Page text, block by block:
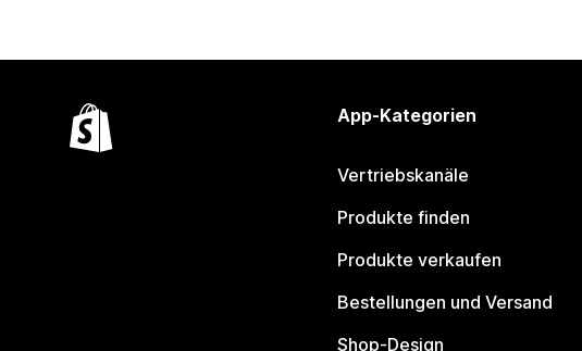
App-Kategorien
Vertriebskanäle
Produkte finden
Produkte verkaufen
Bestellungen und Versand
Shop-Design